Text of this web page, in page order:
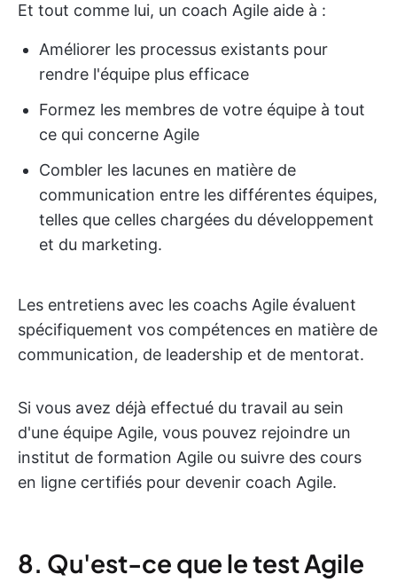
Et tout comme lui, un coach Agile aide à :
Améliorer les processus existants pour
rendre l'équipe plus efficace
Formez les membres de votre équipe à tout
ce qui concerne Agile
Combler les lacunes en matière de
communication entre les différentes équipes,
telles que celles chargées du développement
et du marketing.
Les entretiens avec les coachs Agile évaluent
spécifiquement vos compétences en matière de
communication, de leadership et de mentorat.
Si vous avez déjà effectué du travail au sein
d'une équipe Agile, vous pouvez rejoindre un
institut de formation Agile ou suivre des cours
en ligne certifiés pour devenir coach Agile.
8. Qu'est-ce que le test Agile